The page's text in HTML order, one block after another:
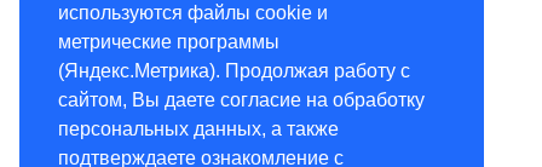
используются файлы cookie и
метрические программы
(Яндекс.Метрика). Продолжая работу с
сайтом, Вы даете согласие на обработку
персональных данных, а также
подтверждаете ознакомление с